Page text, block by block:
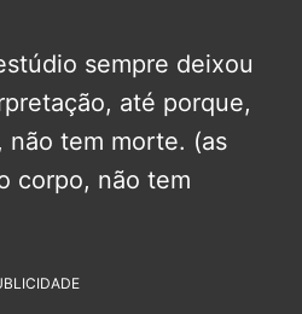
sempre deixou
até porque,
não tem morte. (as
corpo, não tem